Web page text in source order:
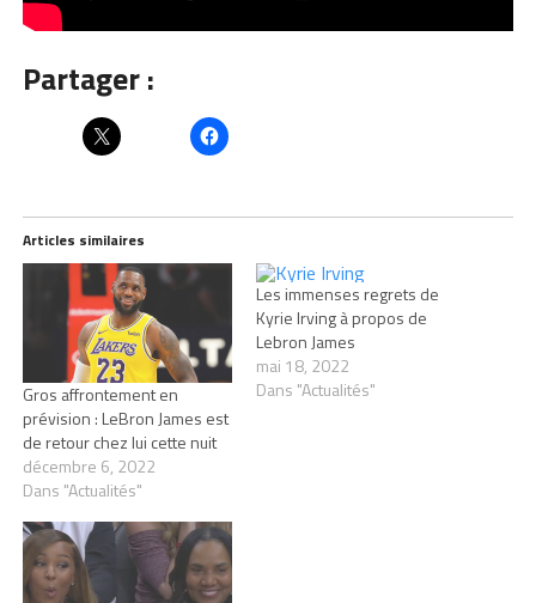
Partager :
Articles similaires
Gros affrontement en
prévision : LeBron James est
de retour chez lui cette nuit
décembre 6, 2022
Dans "Actualités"
Les immenses regrets de
Kyrie Irving à propos de
Lebron James
mai 18, 2022
Dans "Actualités"